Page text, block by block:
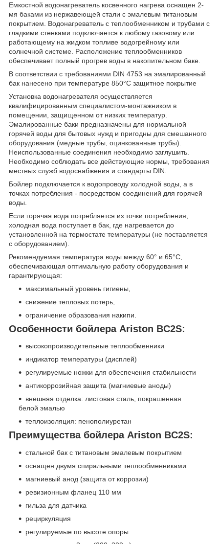
Емкостной водонагреватель косвенного нагрева оснащен 2-
мя баками из нержавеющей стали с эмалевым титановым
покрытием. Водонагреватель с теплообменником и трубами с
гладкими стенками подключается к любому газовому или
работающему на жидком топливе водогрейному или
солнечной системе. Расположение теплообменников
обеспечивает полный прогрев воды в накопительном баке.
В соответствии с требованиями DIN 4753 на эмалированный
бак нанесено при температуре 850°C защитное покрытие
Установка водонагревателя осуществляется
квалифицированным специалистом-монтажником в
помещении, защищенном от низких температур.
Эмалированные баки предназначены для нормальной
горячей воды для бытовых нужд и пригодны для смешанного
оборудования (медные трубы, оцинкованные трубы).
Неиспользованные соединения необходимо заглушить.
Необходимо соблюдать все действующие нормы, требования
местных служб водоснабжения и стандарты DIN.
Бойлер подключается к водопроводу холодной воды, а в
точках потребления - посредством соединений для горячей
воды.
Если горячая вода потребляется из точки потребления,
холодная вода поступает в бак, где нагревается до
установленной на термостате температуры (не поставляется
с оборудованием).
Рекомендуемая температура воды между 60° и 65°C,
обеспечивающая оптимальную работу оборудования и
гарантирующая:
максимальный уровень гигиены,
снижение тепловых потерь,
ограничение образования накипи.
Особенности бойлера Ariston BC2S:
высокопроизводительные теплообменники
индикатор температуры (дисплей)
регулируемые ножки для обеспечения стабильности
антикоррозийная защита (магниевые аноды)
внешняя отделка: листовая сталь, покрашенная
белой эмалью
теплоизоляция: пенополиуретан
Преимущества бойлера Ariston BC2S:
стальной бак с титановым эмалевым покрытием
оснащен двумя спиральными теплообменниками
магниевый анод (защита от коррозии)
ревизионным фланец 110 мм
гильза для датчика
рециркуляция
регулируемые по высоте опоры